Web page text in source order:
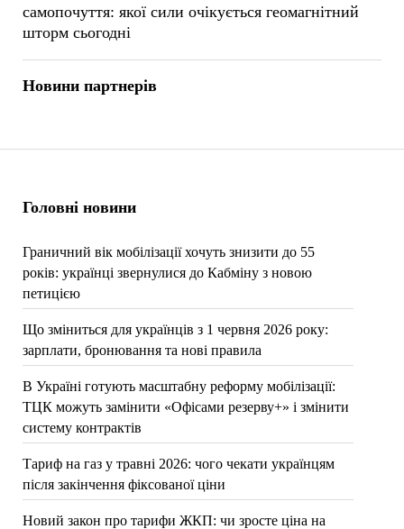
Головні новини
Граничний вік мобілізації хочуть знизити до 55
років: українці звернулися до Кабміну з новою
петицією
Що зміниться для українців з 1 червня 2026 року:
зарплати, бронювання та нові правила
В Україні готують масштабну реформу мобілізації:
ТЦК можуть замінити «Офісами резерву+» і змінити
систему контрактів
Тариф на газ у травні 2026: чого чекати українцям
після закінчення фіксованої ціни
Новий закон про тарифи ЖКП: чи зросте ціна на
самопочуття: якої сили очікується геомагнітний
шторм сьогодні
Новини партнерів